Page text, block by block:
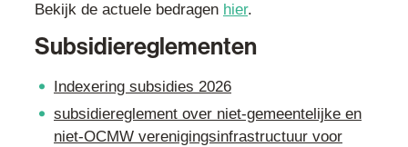
Bekijk de actuele bedragen hier.
Subsidiereglementen
Indexering subsidies 2026
subsidiereglement over niet-gemeentelijke en
niet-OCMW verenigingsinfrastructuur voor